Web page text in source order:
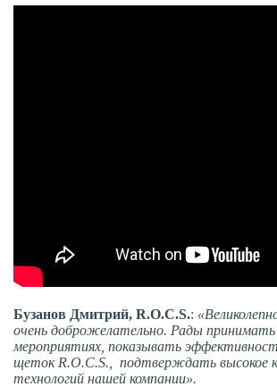
Бузанов Дмитрий, R.O.C.S.:
очень доброжелательно. Рады
мероприятиях, показывать
щеток R.O.C.S., подтверждать высокое
технологий нашей компании».